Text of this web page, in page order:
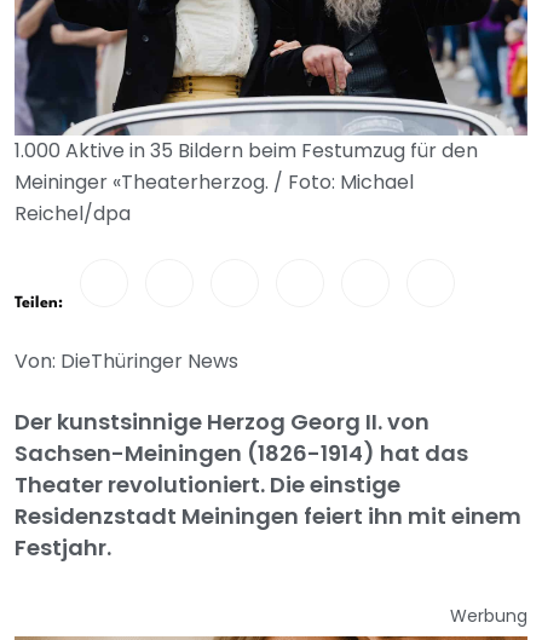
1.000 Aktive in 35 Bildern beim Festumzug für den
Meininger «Theaterherzog. / Foto: Michael
Reichel/dpa
Teilen:
Von: DieThüringer News
Der kunstsinnige Herzog Georg II. von
Sachsen-Meiningen (1826-1914) hat das
Theater revolutioniert. Die einstige
Residenzstadt Meiningen feiert ihn mit einem
Festjahr.
Werbung